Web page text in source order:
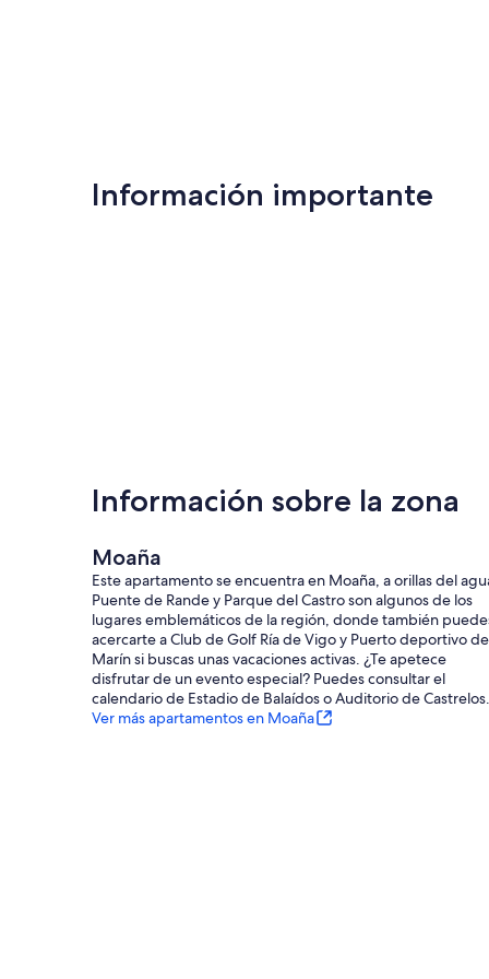
Información importante
Información sobre la zona
Moaña
Este apartamento se encuentra en Moaña, a orillas del
Puente de Rande y Parque del Castro son algunos de los
lugares emblemáticos de la región, donde también
acercarte a Club de Golf Ría de Vigo y Puerto deportivo de
Marín si buscas unas vacaciones activas. ¿Te apetece
disfrutar de un evento especial? Puedes consultar el
calendario de Estadio de Balaídos o Auditorio de Castrelos.
Ver más apartamentos en Moaña